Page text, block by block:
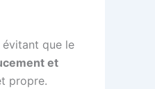
que le
et
propre.